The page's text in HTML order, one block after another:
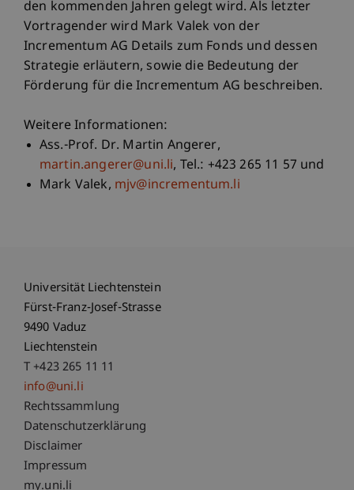
den kommenden Jahren gelegt wird. Als letzter
Vortragender wird Mark Valek von der
Incrementum AG Details zum Fonds und dessen
Strategie erläutern, sowie die Bedeutung der
Förderung für die Incrementum AG beschreiben.
Weitere Informationen:
Ass.-Prof. Dr. Martin Angerer,
martin.angerer@uni.li, Tel.: +423 265 11 57 und
Mark Valek, mjv@incrementum.li
Universität Liechtenstein
Fürst-Franz-Josef-Strasse
9490 Vaduz
Liechtenstein
T +423 265 11 11
info@uni.li
Fußzeile Rechtliche Hinweise
Rechtssammlung
Datenschutzerklärung
Disclaimer
Impressum
my.uni.li